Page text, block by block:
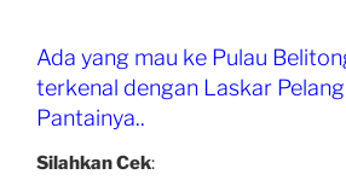
Ada yang mau ke Pulau
terkenal dengan Laskar
Pantainya..
Silahkan Cek: